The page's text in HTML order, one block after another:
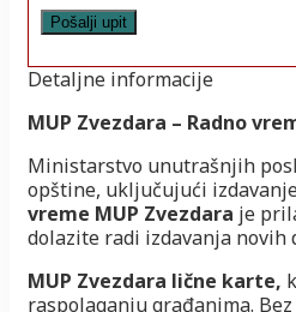
Detaljne informacije
MUP Zvezdara – Radno
Ministarstvo unutrašnjih
opštine, uključujući
vreme MUP Zvezdara je
dolazite radi izdavanja
MUP Zvezdara lične karte,
raspolaganju građanima.